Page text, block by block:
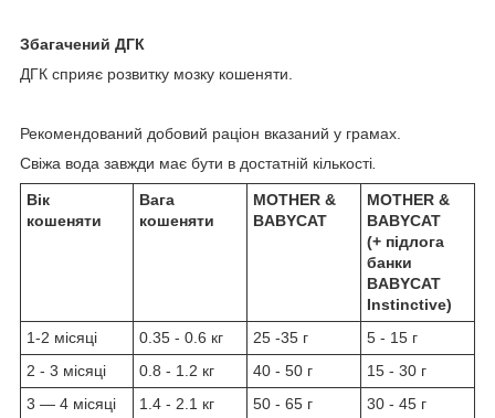
Збагачений ДГК
ДГК сприяє розвитку мозку кошеняти.
Рекомендований добовий раціон вказаний у грамах.
Свіжа вода завжди має бути в достатній кількості
Вік
кошеняти
Вага
кошеняти
MOTHER &
BABYCAT
MOTHER &
BABYCAT
(+ підлога
банки
BABYCAT
Instinctive)
1-2 місяці
0.35 - 0.6 кг 25 -35 г
5 - 15 г
2 - 3 місяці
0.8 - 1.2 кг 40 - 50 г
15 - 30 г
3 — 4 місяці
1.4 - 2.1 кг 50 - 65 г
30 - 45 г